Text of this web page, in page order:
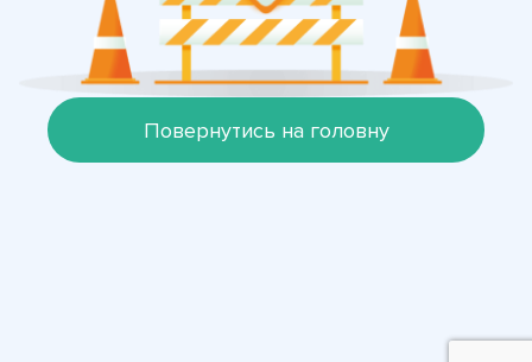
Повернутись на головну